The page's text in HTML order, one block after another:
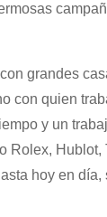
grandes
con quien
y un
Rolex, Hublot,
hoy en